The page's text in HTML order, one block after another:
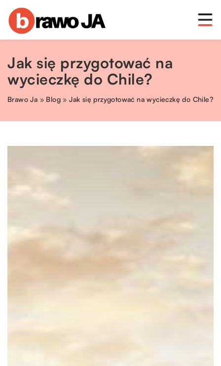
Jak się przygotować na
wycieczkę do Chile?
Brawo Ja » Blog »Jak się przygotować na wycieczkę do Chile?